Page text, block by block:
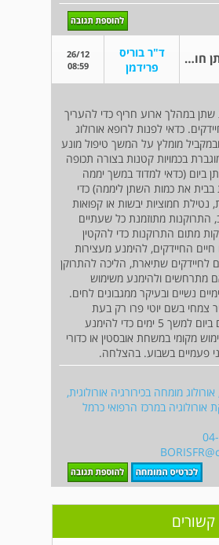
דלקות שתן חוזרות
ד"ר בוריס
פרידמן
26/12
08:59
שתן במהלך ארוע חריף כדי להעריך
כדאי לפנות לרופא אורולוג
מומלץ על המשך טיפול מונע
בכמויות קטנות בצורה תכופה
שתן ביום (כדאי למדוד במשך יממה
את כמות השתן ליממה) כדי
נטילת חמוציות יבשות או קפואות
התרוקנות מתוזמנת כל שעתיים
לאחר 2 דקות מתום התרוקנות כדי להקטין
החיידקים, להימנע מעצירות
לחיידקים שתיארת, הליכה להתרוקן
מתרחשים ולהימנע משימוש
נשיים ובעיקר ממגבונים לחים.
צמחי בשם יוטי פרו רק בעת
התלקחות פעמיים ביום למשך 5 ימים כדי להימנע
מקומי במשחת אובסטין או כדורי
פעמיים בשבוע. בהצלחה.
מומחה בכירורגיה אורולוגית,
אורולוגיה במרכז הרפואי כרמל
קשורים